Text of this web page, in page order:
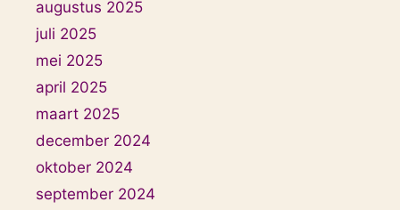
augustus 2025
juli 2025
mei 2025
april 2025
maart 2025
december 2024
oktober 2024
september 2024